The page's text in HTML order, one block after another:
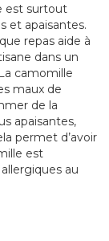
est surtout
et apaisantes.
repas aide à
dans un
camomille
maux de
de la
apaisantes,
permet d’avoir
est
au